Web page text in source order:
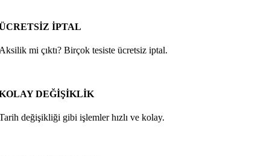
İPTAL
mi çıktı? Birçok tesiste ücretsiz iptal.
DEĞİŞİKLİK
değişikliği gibi işlemler hızlı ve kolay.